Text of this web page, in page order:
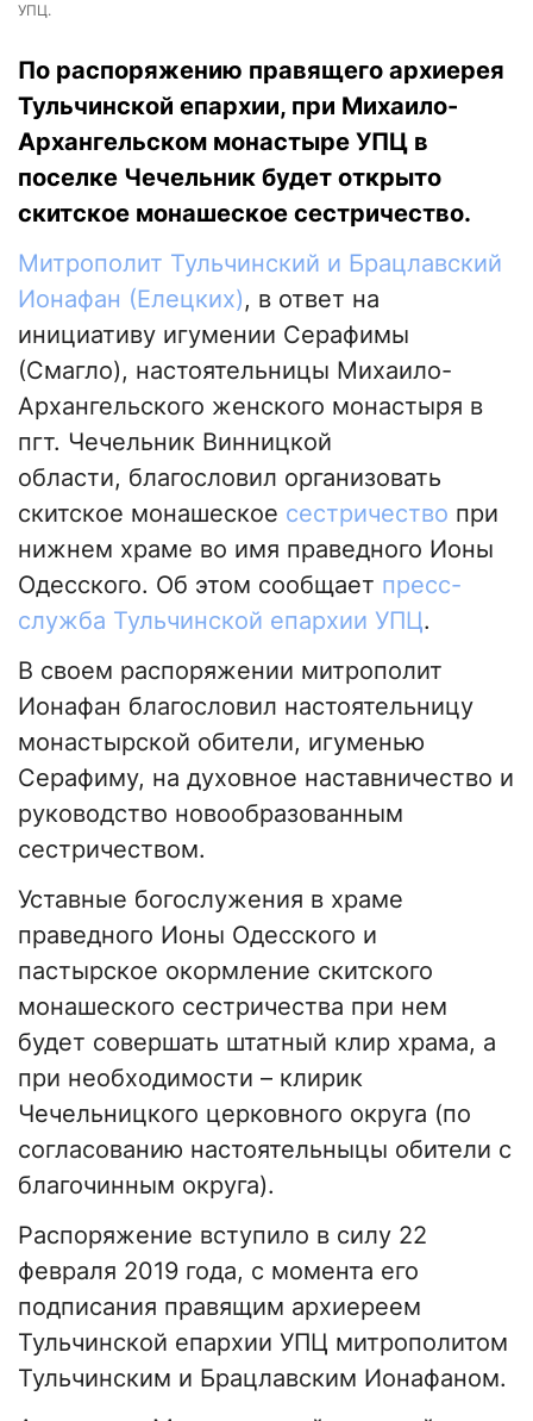
УПЦ.
По распоряжению правящего архиерея
Тульчинской епархии, при Михаило-
Архангельском монастыре УПЦ в
поселке Чечельник будет открыто
скитское монашеское сестричество.
Митрополит Тульчинский и Брацлавский
Ионафан (Елецких), в ответ на
инициативу игумении Серафимы
(Смагло), настоятельницы Михаило-
Архангельского женского монастыря в
пгт. Чечельник Винницкой
области, благословил организовать
скитское монашеское сестричество при
нижнем храме во имя праведного Ионы
Одесского. Об этом сообщает пресс-
служба Тульчинской епархии УПЦ.
В своем распоряжении митрополит
Ионафан благословил настоятельницу
монастырской обители, игуменью
Серафиму, на духовное наставничество и
руководство новообразованным
сестричеством.
Уставные богослужения в храме
праведного Ионы Одесского и
пастырское окормление скитского
монашеского сестричества при нем
будет совершать штатный клир храма, а
при необходимости – клирик
Чечельницкого церковного округа (по
согласованию настоятельныцы обители с
благочинным округа).
Распоряжение вступило в силу 22
февраля 2019 года, с момента его
подписания правящим архиереем
Тульчинской епархии УПЦ митрополитом
Тульчинским и Брацлавским Ионафаном.